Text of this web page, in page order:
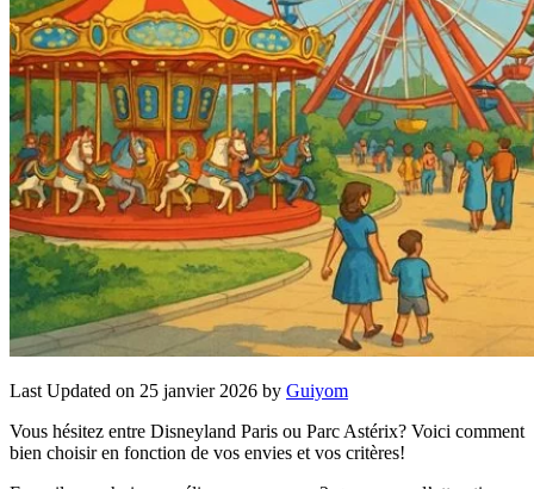
Last Updated on 25 janvier 2026 by Guiyom
Vous hésitez entre Disneyland Paris ou Parc Astérix? Voici comment
bien choisir en fonction de vos envies et vos critères!